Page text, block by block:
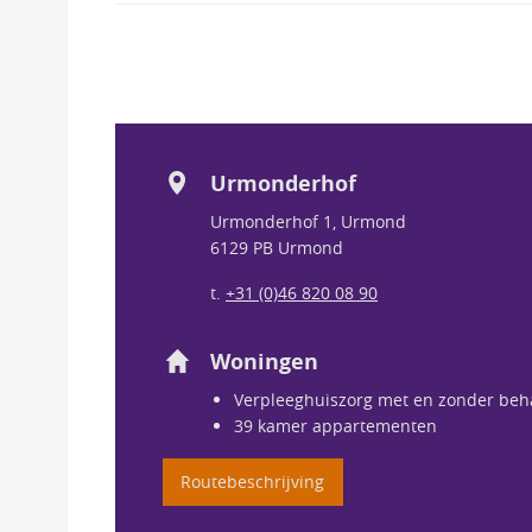
Urmonderhof
Urmonderhof 1, Urmond
6129 PB Urmond
t. +31 (0)46 820 08 90
Woningen
Verpleeghuiszorg met en zonder
39 kamer appartementen
Routebeschrijving